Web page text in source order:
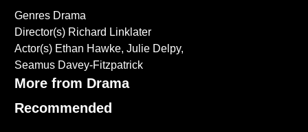
Genres Drama
Director(s) Richard Linklater
Actor(s) Ethan Hawke Julie Delpy
Seamus Davey-Fitzpatrick
More from Drama
Recommended